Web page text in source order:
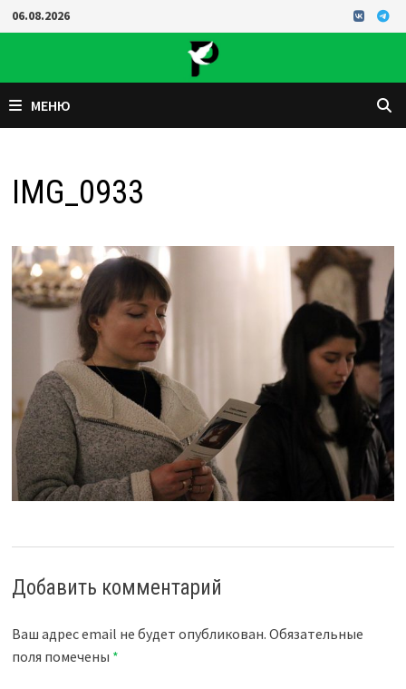
Перейти
к
06.08.2026
МЕНЮ
IMG_0933
Добавить комментарий
Ваш адрес email не будет опубликован. Обязательные
поля помечены *